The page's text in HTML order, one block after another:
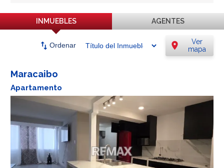
INMUEBLES AGENTES
swap_vert Ordenar location_on
Ver
mapa
Maracaibo
Apartamento